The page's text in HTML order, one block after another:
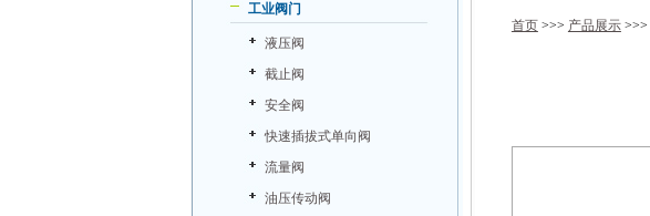
工业阀门
液压阀
截止阀
安全阀
快速插拔式单向阀
流量阀
油压传动阀
首页>>> 产品展示>>>